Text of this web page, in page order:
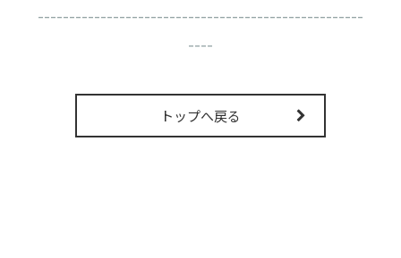
----------------------------------------------------
----
トップへ戻る